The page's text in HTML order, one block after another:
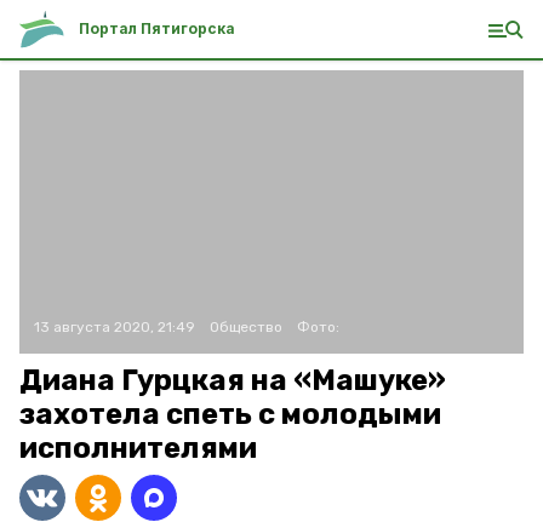
Портал Пятигорска
13 августа 2020, 21:49 Общество Фото:
Диана Гурцкая на «Машуке»
захотела спеть с молодыми
исполнителями